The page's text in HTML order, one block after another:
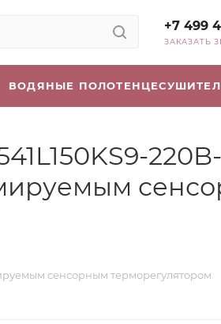
+7 499
ЗАКАЗАТЬ
ВОДЯНЫЕ
сенсорным терморегулятором